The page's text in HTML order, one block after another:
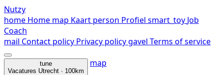
Nutzy
home Home map Kaart person Profiel smart_toy Job
Coach
mail Contact policy Privacy policygavel Terms of service
tune
Vacatures Utrecht · 100km
map